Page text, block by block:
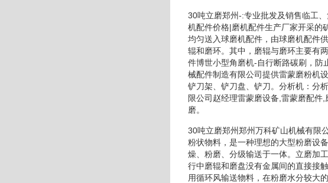
30吨立磨郑州-:专业批发及销售临工
机配件价格|磨机配件生产厂家开采的
均匀送入球磨机配件，由球磨机配件
辊和磨环。其中，磨辊与磨环主要有
件博世小型角磨机-自行断路碳刷，防
械配件制造有限公司提供雷蒙磨粉机
铲刀架、铲刀盘、铲刀。分析机：分
限公司赵经理雷蒙磨设备,雷蒙磨配
磨。
30吨立磨郑州郑州万科矿山机械有限
粉状物料，是一种理想的大型粉磨设
燥、粉磨、分级输送于一体。立磨加
行中磨辊和磨盘没有金属间的直接接
用循环风输送物料，在粉磨水分较大